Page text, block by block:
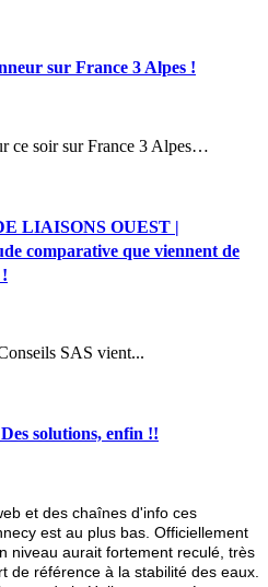
sur France 3 Alpes !
ce soir sur France 3 Alpes…
LIAISONS OUEST |
comparative que viennent de
SAS vient...
solutions, enfin !!
et des chaînes d'info ces
est au plus bas. Officiellement
niveau aurait fortement reculé, très
de référence à la stabilité des eaux.